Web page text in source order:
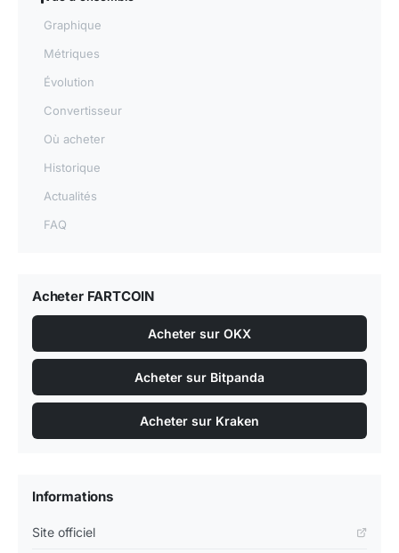
Graphique
Métriques
Évolution
Convertisseur
Où acheter
Historique
Actualités
FAQ
Acheter FARTCOIN
Acheter sur OKX
Acheter sur Bitpanda
Acheter sur Kraken
Informations
Site officiel